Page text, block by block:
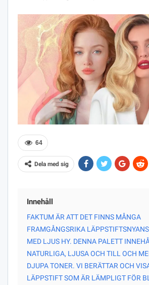
64
Dela med sig
Innehåll
FAKTUM ÄR ATT DET FINNS MÅNGA
FRAMGÅNGSRIKA
MED LJUS HY. DENNA PALETT
NATURLIGA, LJUSA OCH TILL OCH
DJUPA TONER. VI BERÄTTAR OCH
LÄPPSTIFT SOM ÄR LÄMPLIGT FÖR